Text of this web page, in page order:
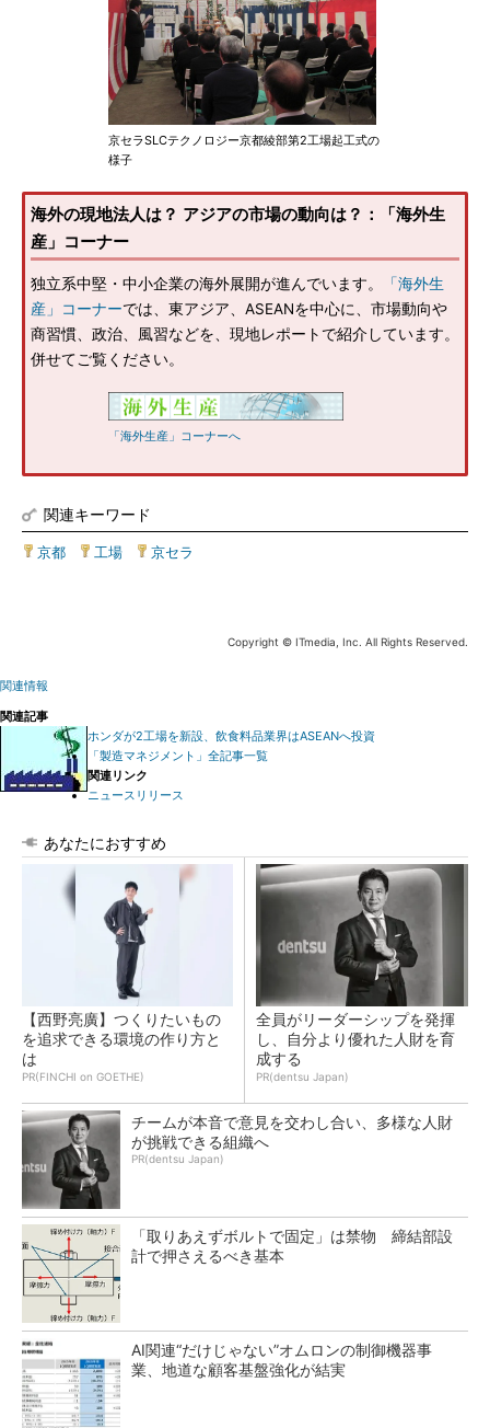
京セラSLCテクノロジー京都綾部第2工場起工式の
様子
海外の現地法人は？ アジアの市場の動向は？：「海外生
産」コーナー
独立系中堅・中小企業の海外展開が進んでいます。
「海外生
産」コーナーでは、東アジア、ASEANを中心に、市場動向や
商習慣、政治、風習などを、現地レポートで紹介しています。
併せてご覧ください。
「海外生産」コーナーへ
関連キーワード
京都 工場 京セラ
Copyright © ITmedia, Inc. All Rights Reserved.
関連情報
関連記事
ホンダが2工場を新設、飲食料品業界はASEANへ投資
「製造マネジメント」全記事一覧
関連リンク
ニュースリリース
あなたにおすすめ
【西野亮廣】つくりたいもの
を追求できる環境の作り方と
は
PR(FINCHI on GOETHE)
全員がリーダーシップを発揮
し、自分より優れた人財を育
成する
PR(dentsu Japan)
チームが本音で意見を交わし合い、多様な人財
が挑戦できる組織へ
PR(dentsu Japan)
「取りあえずボルトで固定」は禁物 締結部設
計で押さえるべき基本
AI関連“だけじゃない”オムロンの制御機器事
業、地道な顧客基盤強化が結実